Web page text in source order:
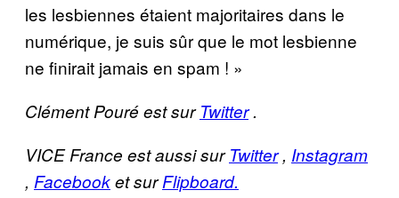
les lesbiennes étaient majoritaires dans le
numérique, je suis sûr que le mot lesbienne
ne finirait jamais en spam ! »
Clément Pouré est surTwitter.
VICE France est aussi sur Twitter, Instagram
, Facebooket sur Flipboard.